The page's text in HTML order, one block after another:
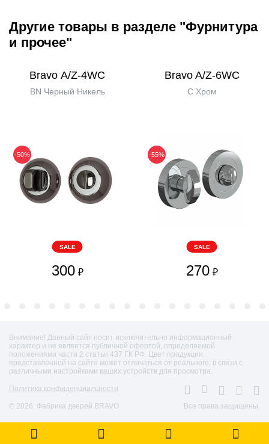
Другие товары в разделе "Фурнитура
и прочее"
Bravo А/Z-4WC
BN Черный Никель
-50%
SALE
300 ₽
Bravo A/Z-6WC
C Хром
-55%
SALE
270 ₽
Внимание! Данный сайт носит исключительно информационный
характер и не является публичной офертой, определяемой
положениями части 2 статьи 437 ГК РФ. Цвет продукции,
представленной на сайте может отличаться от реального, в связи с
различными настройками ваших устройств для просмотра.
Политика конфиденциальности
© 2026. Фабрика дверей BRAVO Все права защищены.